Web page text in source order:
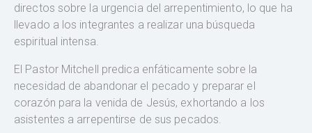
directos sobre la urgencia del arrepentimiento, lo que ha
llevado a los integrantes a realizar una búsqueda
espiritual intensa.
El Pastor Mitchell predica enfáticamente sobre la
necesidad de abandonar el pecado y preparar el
corazón para la venida de Jesús, exhortando a los
asistentes a arrepentirse de sus pecados.